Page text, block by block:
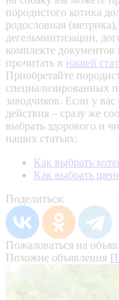
породистого котика
родословная
дегельминтизации,
комплекте
прочитать в нашей
Приобретайте
специализированных
заводчиков. Если у
действия – сразу же
выбрать здорового и
наших статьях:
Как выбрать
Как выбрать
Поделиться:
Пожаловаться на
Похожие объявления